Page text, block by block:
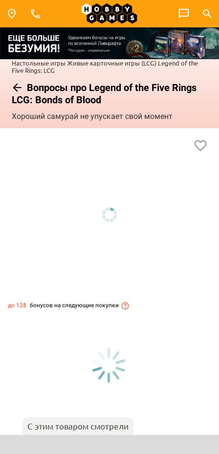
Настольные игры Живые карточные игры (LCG) Legend of the
Five Rings: LCG
Вопросы про Legend of the Five Rings
LCG: Bonds of Blood
Хороший самурай не упускает свой момент
до 128 бонусов на следующие покупки
С этим товаром смотрели